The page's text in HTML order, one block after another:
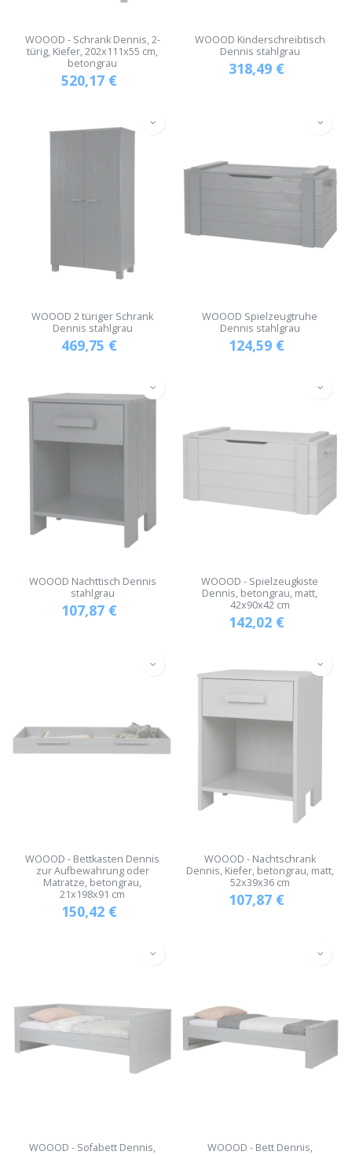
WOOOD - Schrank Dennis, 2-
türig, Kiefer, 202x111x55 cm,
betongrau
520,17 €
WOOOD Kinderschreibtisch
Dennis stahlgrau
318,49 €
WOOOD 2 türiger Schrank
Dennis stahlgrau
469,75 €
WOOOD Spielzeugtruhe
Dennis stahlgrau
124,59 €
WOOOD Nachttisch Dennis
stahlgrau
107,87 €
WOOOD - Spielzeugkiste
Dennis, betongrau, matt,
42x90x42 cm
142,02 €
WOOOD - Bettkasten Dennis
zur Aufbewahrung oder
Matratze, betongrau,
21x198x91 cm
150,42 €
WOOOD - Nachtschrank
Dennis, Kiefer, betongrau, matt,
52x39x36 cm
107,87 €
WOOOD - Sofabett Dennis,
WOOOD - Bett Dennis,